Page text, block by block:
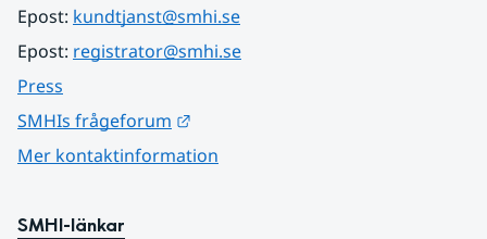
Epost: kundtjanst@smhi.se
Epost: registrator@smhi.se
Press
SMHIs frågeforum
Mer kontaktinformation
SMHI-länkar